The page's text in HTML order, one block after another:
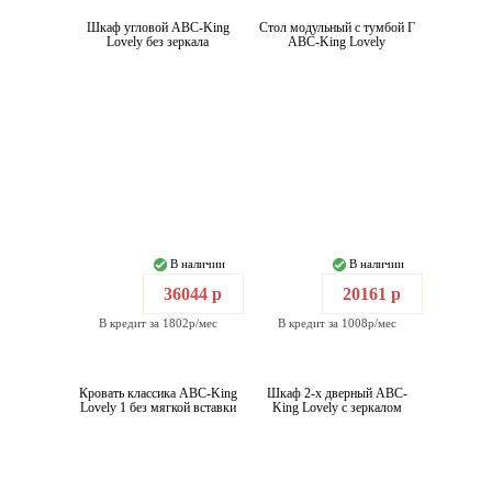
Шкаф угловой ABC-King
Lovely без зеркала
В наличии
36044 р
В кредит за 1802р/мес
Стол модульный с тумбой Г
ABC-King Lovely
В наличии
20161 р
В кредит за 1008р/мес
Кровать классика ABC-King
Lovely 1 без мягкой вставки
Шкаф 2-х дверный ABC-
King Lovely с зеркалом